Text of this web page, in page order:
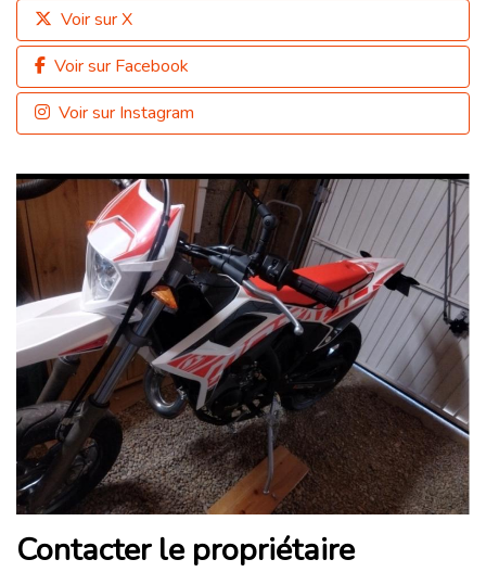
Voir sur X
Voir sur Facebook
Voir sur Instagram
Contacter le propriétaire